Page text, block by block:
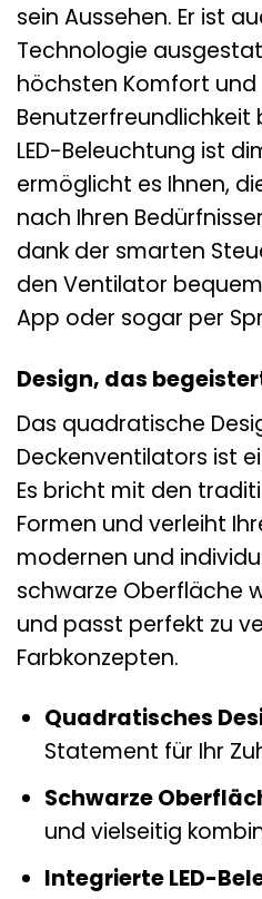
sein Aussehen. Er ist
Technologie
höchsten Komfort und
LED-Beleuchtung ist
ermöglicht es Ihnen,
nach Ihren
dank der smarten
den Ventilator
App oder sogar per
Design, das
Das quadratische
Deckenventilators ist
Es bricht mit den
Formen und verleiht
modernen und
schwarze Oberfläche
und passt perfekt zu
Farbkonzepten.
Quadratisches
Statement für Ihr
Schwarze
und vielseitig
Integrierte LED-